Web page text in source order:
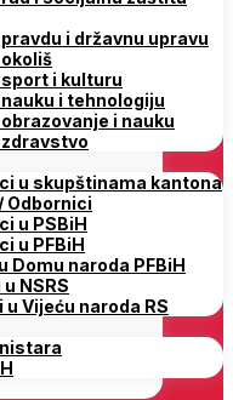
i državnu upravu
sport i kulturu
i tehnologiju
i nauku
zdravstvo
u skupštinama kantona
Odbornici
u PSBiH
u PFBiH
Domu naroda PFBiH
NSRS
Vijeću naroda RS